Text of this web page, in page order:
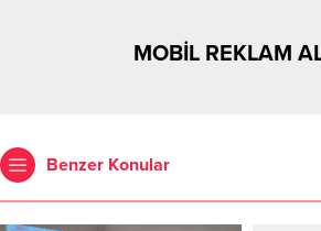
MOBİL REKLAM
Benzer Konular